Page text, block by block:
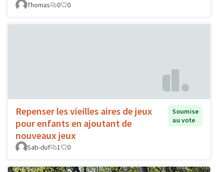
Thomas
0 0
Repenser les vieilles aires de jeux
pour enfants en ajoutant de
nouveaux jeux
Soumise
au vote
Sab-duf 1 0